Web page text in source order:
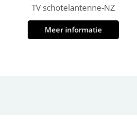
TV schotelantenne-NZ
Meer informatie